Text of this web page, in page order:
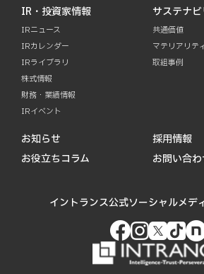
IR・投資家情報
IRニュース
IRカレンダー
IRライブラリ
株式情報
財務・業績情報
IRイベント
サステナビ
共通価値
マテリアリテ
取組事例
お知らせ
お役立ちコラム
採用情報
お問い合わ
イントランス公式ソーシャルメデ